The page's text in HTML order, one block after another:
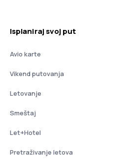
Isplaniraj svoj put
Avio karte
Vikend putovanja
Letovanje
Smeštaj
Let+Hotel
Pretraživanje letova